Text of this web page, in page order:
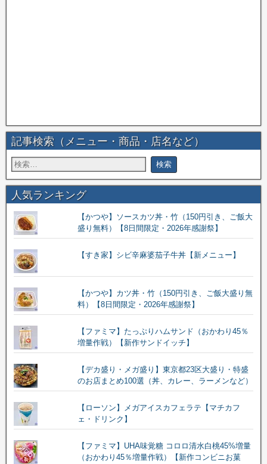
記事検索（メニュー・商品・店名など）
人気ランキング
【かつや】ソースカツ丼・竹（150円引き、ご飯大
盛り無料）【8日間限定・2026年感謝祭】
【すき家】シビ辛麻婆茄子牛丼【新メニュー】
【かつや】カツ丼・竹（150円引き、ご飯大盛り無
料）【8日間限定・2026年感謝祭】
【ファミマ】たっぷりハムサンド（おかわり45％
増量作戦）【新作サンドイッチ】
【デカ盛り・メガ盛り】東京都23区大盛り・特盛
のお店まとめ100選（丼、カレー、ラーメンなど）
【ローソン】メガアイスカフェラテ【マチカフ
ェ・ドリンク】
【ファミマ】UHA味覚糖 コロロ清水白桃45%増量
（おかわり45％増量作戦）【新作コンビニお菓